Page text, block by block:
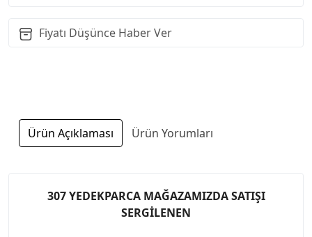
Fiyatı Düşünce Haber Ver
Ürün Açıklaması Ürün Yorumları
307 YEDEKPARCA MAĞAZAMIZDA SATIŞI
SERGİLENEN